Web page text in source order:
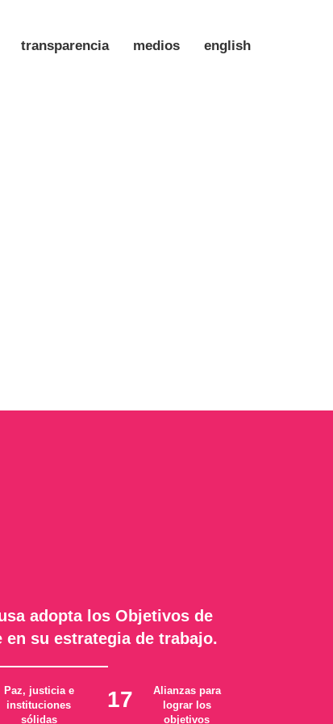
transparencia medios english
adopta los Objetivos de
su estrategia de trabajo.
Paz, justicia e
instituciones
sólidas
17
Alianzas para
lograr los
objetivos